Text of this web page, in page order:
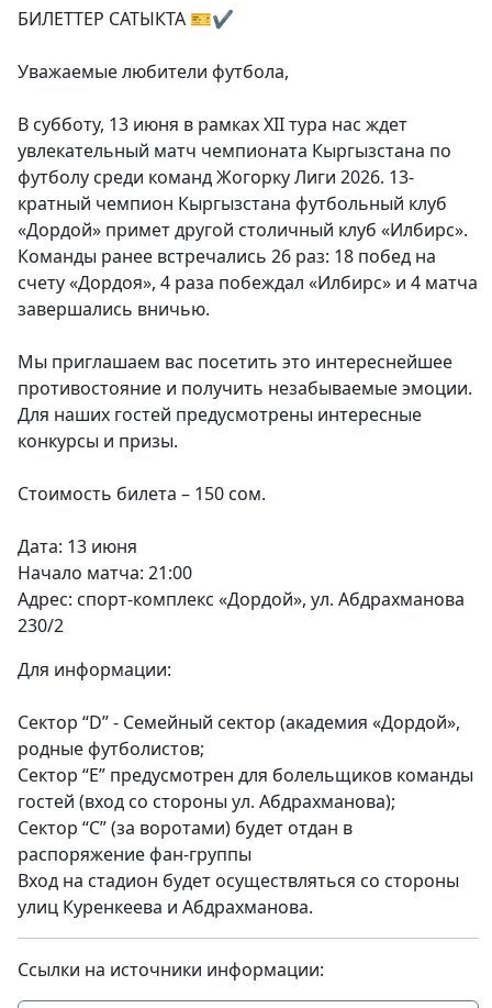
БИЛЕТТЕР САТЫКТА 🎫✔️
Уважаемые любители футбола,
В субботу, 13 июня в рамках XII тура нас ждет
увлекательный матч чемпионата Кыргызстана по
футболу среди команд Жогорку Лиги 2026. 13-
кратный чемпион Кыргызстана футбольный клуб
«Дордой» примет другой столичный клуб «Илбирс».
Команды ранее встречались 26 раз: 18 побед на
счету «Дордоя», 4 раза побеждал «Илбирс» и 4 матча
завершались вничью.
Мы приглашаем вас посетить это интереснейшее
противостояние и получить незабываемые эмоции.
Для наших гостей предусмотрены интересные
конкурсы и призы.
Стоимость билета – 150 сом.
Дата: 13 июня
Начало матча: 21:00
Адрес: спорт-комплекс «Дордой», ул. Абдрахманова
230/2
Для информации:
Сектор “D” - Семейный сектор (академия «Дордой»,
родные футболистов;
Сектор “E” предусмотрен для болельщиков команды
гостей (вход со стороны ул. Абдрахманова);
Сектор “C” (за воротами) будет отдан в
распоряжение фан-группы
Вход на стадион будет осуществляться со стороны
улиц Куренкеева и Абдрахманова.
Ссылки на источники информации: